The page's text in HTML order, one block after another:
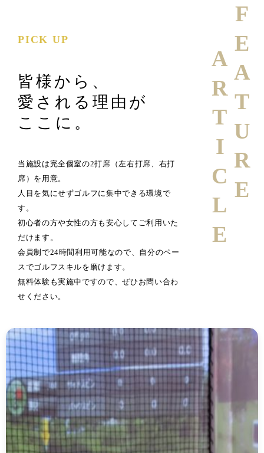
PICK UP
皆様から、
愛される理由が
ここに。
当施設は完全個室の2打席（左右打席、右打
席）を用意。
人目を気にせずゴルフに集中できる環境で
す。
初心者の方や女性の方も安心してご利用いた
だけます。
会員制で24時間利用可能なので、自分のペー
スでゴルフスキルを磨けます。
無料体験も実施中ですので、ぜひお問い合わ
せください。
FEATURE
ARTICLE